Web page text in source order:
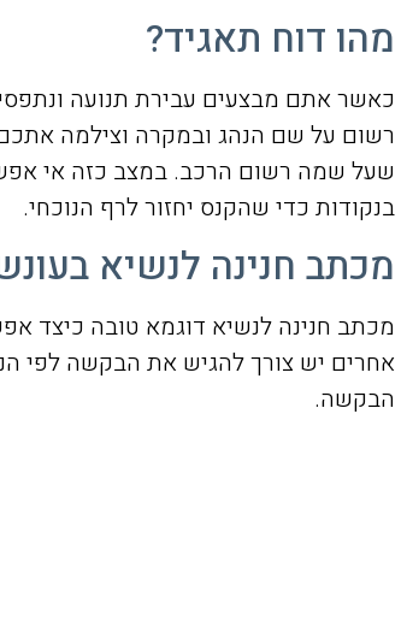
מהו דוח תאגיד?
כאשר אתם מבצעים עבירת תנועה
רשום על שם הנהג ובמקרה וצילמה
בנקודות כדי שהקנס יחזור לרף הנוכחי.
מכתב חנינה לנשיא
מכתב חנינה לנשיא דוגמא טובה כיצד
אחרים יש צורך להגיש את הבקשה לפי
הבקשה.